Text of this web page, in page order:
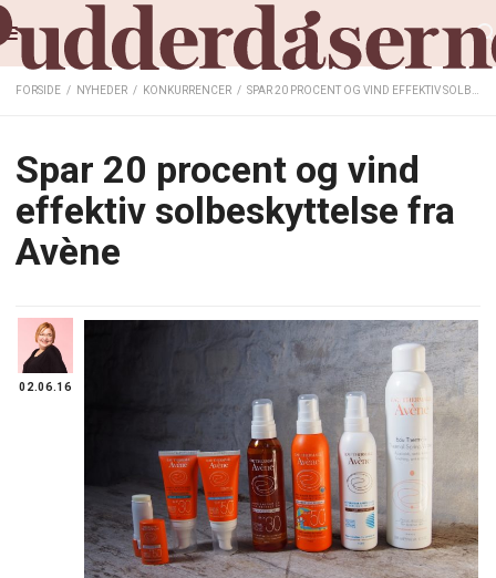
FORSIDE / NYHEDER / KONKURRENCER / SPAR 20 PROCENT OG VIND EFFEKTIV SOLBESKYTTELSE FRA AVÈNE
Spar 20 procent og vind
effektiv solbeskyttelse fra
Avène
02.06.16